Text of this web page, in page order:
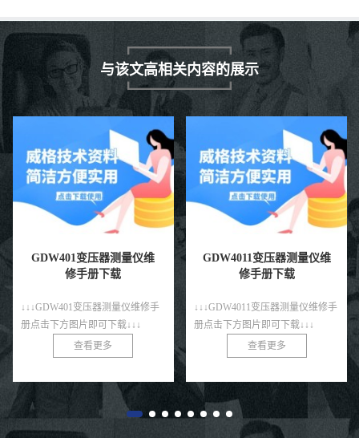
与该文高相关内容的展示
GDW401变压器测量仪维
修手册下载
↓↓↓GDW401变压器测量仪维修手
册点击下方图片即可下载↓↓↓
查看更多
GDW4011变压器测量仪维
修手册下载
↓↓↓GDW4011变压器测量仪维修手
册点击下方图片即可下载↓↓↓
查看更多